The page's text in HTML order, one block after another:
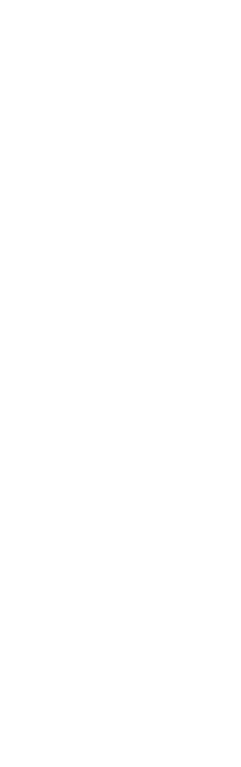
se comprometiera
gestión de la
expresar su
Ejecutivo
El acuerdo entre
visto bueno del
Varhelyi, pero
gestión de crisis
derecho al aborto
Estados
partidos de
El copresidente de
acuerdo, ha dicho
liberales que
contar con una
criticado que no
En este contexto,
contra Fitto y
que ello no
tercios de los